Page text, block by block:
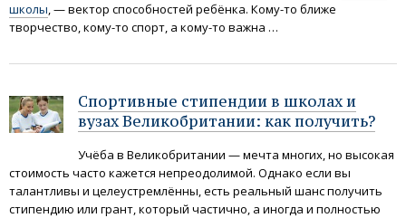
школы, — вектор способностей ребёнка. Кому-то ближе
творчество, кому-то спорт, а кому-то важна …
Спортивные стипендии в школах и
вузах Великобритании: как получить?
Учёба в Великобритании — мечта многих, но высокая
стоимость часто кажется непреодолимой. Однако если вы
талантливы и целеустремлённы, есть реальный шанс получить
стипендию или грант, который частично, а иногда и полностью